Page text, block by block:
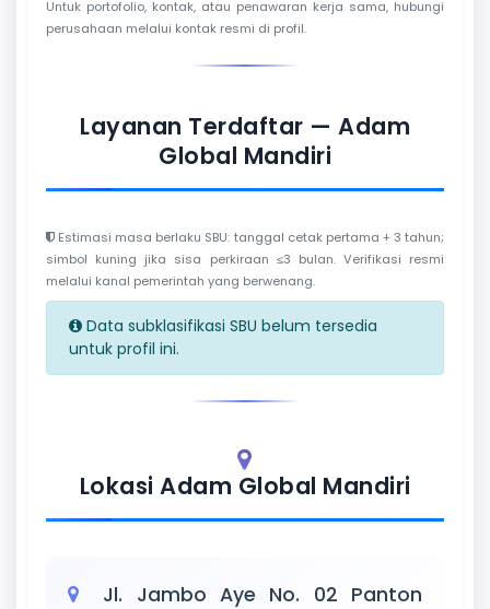
Untuk portofolio, kontak, atau penawaran kerja sama, hubungi
perusahaan melalui kontak resmi di profil.
Layanan Terdaftar — Adam
Global Mandiri
Estimasi masa berlaku SBU: tanggal cetak pertama + 3 tahun;
simbol kuning jika sisa perkiraan ≤3 bulan. Verifikasi resmi
melalui kanal pemerintah yang berwenang.
Data subklasifikasi SBU belum tersedia
untuk profil ini.
Lokasi Adam Global Mandiri
Jl. Jambo Aye No. 02 Panton